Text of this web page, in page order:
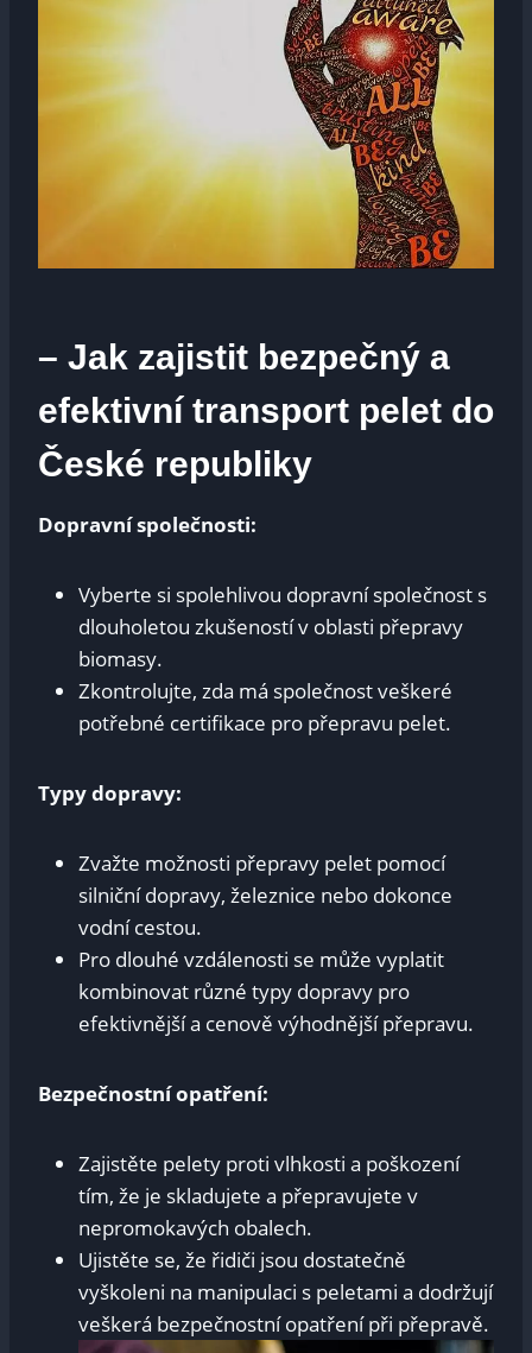
– Jak zajistit bezpečný a
efektivní transport pelet do
České republiky
Dopravní společnosti:
Vyberte si spolehlivou dopravní společnost s
dlouholetou zkušeností v oblasti přepravy
biomasy.
Zkontrolujte, zda má společnost veškeré
potřebné certifikace pro přepravu pelet.
Typy dopravy:
Zvažte možnosti přepravy pelet pomocí
silniční dopravy, železnice nebo dokonce
vodní cestou.
Pro dlouhé vzdálenosti se může vyplatit
kombinovat různé typy dopravy pro
efektivnější a cenově výhodnější přepravu.
Bezpečnostní opatření:
Zajistěte pelety proti vlhkosti a poškození
tím, že je skladujete a přepravujete v
nepromokavých obalech.
Ujistěte se, že řidiči jsou dostatečně
vyškoleni na manipulaci s peletami a dodržují
veškerá bezpečnostní opatření při přepravě.